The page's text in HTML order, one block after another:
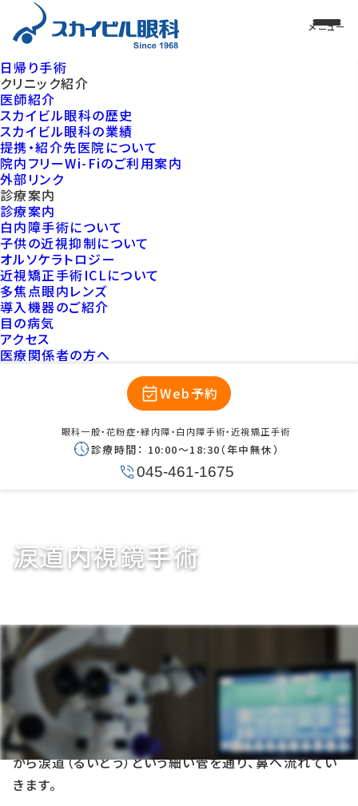
眼科一般・花粉症・緑内障・白内障手術・近視矯正手術
診療時間： 10:00〜18:30（年中無休）
045-461-1675
日帰り手術
クリニック紹介
医師紹介
スカイビル眼科の歴史
スカイビル眼科の業績
提携・紹介先医院について
院内フリーWi-Fiのご利用案内
外部リンク
診療案内
診療案内
白内障手術について
子供の近視抑制について
オルソケラトロジー
近視矯正手術ICLについて
多焦点眼内レンズ
導入機器のご紹介
目の病気
アクセス
医療関係者の方へ
Web予約
涙道内視鏡手術
涙道内視鏡手術
涙道内視鏡手術とは
涙は目の表面を潤した後、まぶたの内側にある「涙点」
から涙道（るいどう）という細い管を通り、鼻へ流れてい
きます。